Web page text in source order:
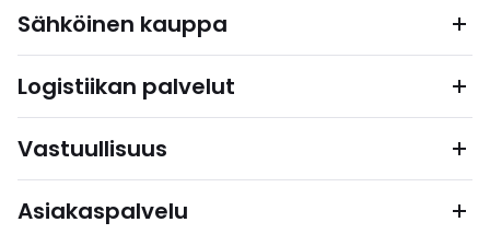
Sähköinen kauppa
Logistiikan palvelut
Vastuullisuus
Asiakaspalvelu